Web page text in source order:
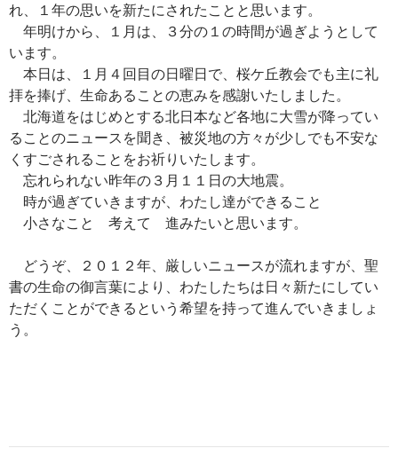
れ、１年の思いを新たにされたことと思います。
年明けから、１月は、３分の１の時間が過ぎようとして
います。
本日は、１月４回目の日曜日で、桜ケ丘教会でも主に礼
拝を捧げ、生命あることの恵みを感謝いたしました。
北海道をはじめとする北日本など各地に大雪が降ってい
ることのニュースを聞き、被災地の方々が少しでも不安な
くすごされることをお祈りいたします。
忘れられない昨年の３月１１日の大地震。
時が過ぎていきますが、わたし達ができること
小さなこと 考えて 進みたいと思います。
どうぞ、２０１２年、厳しいニュースが流れますが、聖
書の生命の御言葉により、わたしたちは日々新たにしてい
ただくことができるという希望を持って進んでいきましょ
う。